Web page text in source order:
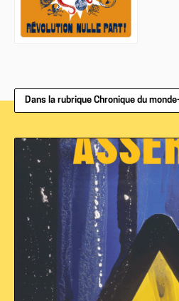
Dans la rubrique Chronique du